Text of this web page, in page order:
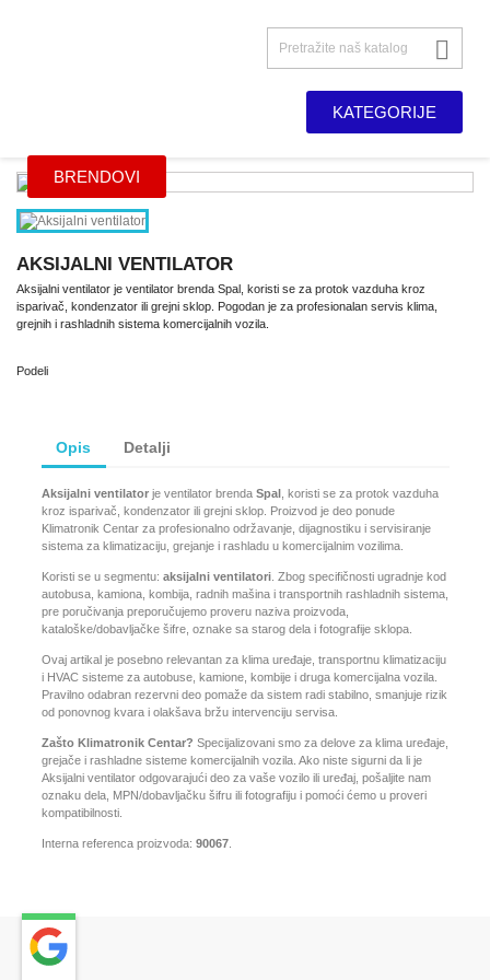

KATEGORIJE
BRENDOVI
AKSIJALNI VENTILATOR
Aksijalni ventilator je ventilator brenda Spal, koristi se za protok vazduha kroz
isparivač, kondenzator ili grejni sklop. Pogodan je za profesionalan servis klima,
grejnih i rashladnih sistema komercijalnih vozila.
Podeli
Opis Detalji
Aksijalni ventilatorje ventilator brenda Spal
, koristi se za protok vazduha
kroz isparivač, kondenzator ili grejni sklop. Proizvod je deo ponude
Klimatronik Centar za profesionalno održavanje, dijagnostiku i servisiranje
sistema za klimatizaciju, grejanje i rashladu u komercijalnim vozilima.
Koristi se u segmentu: aksijalni ventilatori. Zbog specifičnosti ugradnje kod
autobusa, kamiona, kombija, radnih mašina i transportnih rashladnih sistema,
pre poručivanja preporučujemo proveru naziva proizvoda,
kataloške/dobavljačke šifre, oznake sa starog dela i fotografije sklopa.
Ovaj artikal je posebno relevantan za klima uređaje, transportnu klimatizaciju
i HVAC sisteme za autobuse, kamione, kombije i druga komercijalna vozila.
Pravilno odabran rezervni deo pomaže da sistem radi stabilno, smanjuje rizik
od ponovnog kvara i olakšava bržu intervenciju servisa.
Zašto Klimatronik Centar? Specijalizovani smo za delove za klima uređaje,
grejače i rashladne sisteme komercijalnih vozila. Ako niste sigurni da li je
Aksijalni ventilator odgovarajući deo za vaše vozilo ili uređaj, pošaljite nam
oznaku dela, MPN/dobavljačku šifru ili fotografiju i pomoći ćemo u proveri
kompatibilnosti.
Interna referenca proizvoda: 90067.